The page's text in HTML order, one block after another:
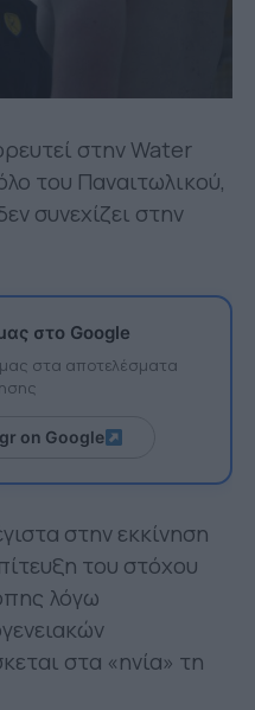
στην Water
του Παναιτωλικού,
συνεχίζει στην
στο Google
στα αποτελέσματα
on Google
στην εκκίνηση
του στόχου
λόγω
στα «ηνία» τη